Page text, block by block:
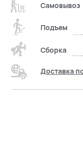
Самовывоз
Подъем
Сборка
Доставка